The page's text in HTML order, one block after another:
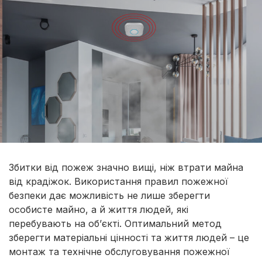
Збитки від пожеж значно вищі, ніж втрати майна
від крадіжок. Використання правил пожежної
безпеки дає можливість не лише зберегти
особисте майно, а й життя людей, які
перебувають на об’єкті. Оптимальний метод
зберегти матеріальні цінності та життя людей – це
монтаж та технічне обслуговування пожежної